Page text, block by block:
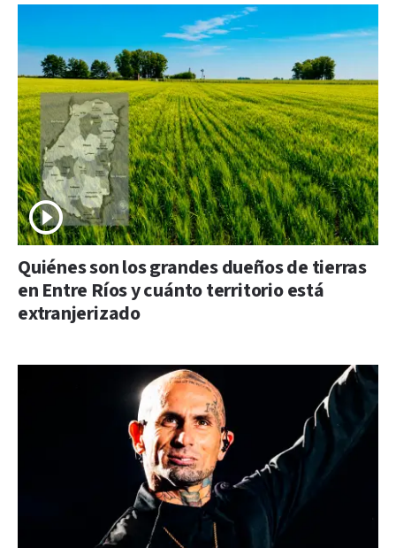
Quiénes son los grandes dueños de tierras
en Entre Ríos y cuánto territorio está
extranjerizado